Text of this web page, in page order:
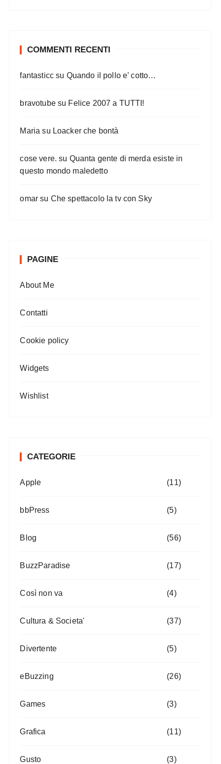
COMMENTI RECENTI
fantasticc su Quando il pollo e’ cotto…
bravotubesu Felice 2007 a TUTTI!
Maria su Loacker che bontà
cose vere. su Quanta gente di merda esiste in
questo mondo maledetto
omar su Che spettacolo la tv con Sky
PAGINE
About Me
Contatti
Cookie policy
Widgets
Wishlist
CATEGORIE
Apple (11)
bbPress (5)
Blog (56)
BuzzParadise (17)
Così non va (4)
Cultura & Societa' (37)
Divertente (5)
eBuzzing (26)
Games (3)
Grafica (11)
Gusto (3)